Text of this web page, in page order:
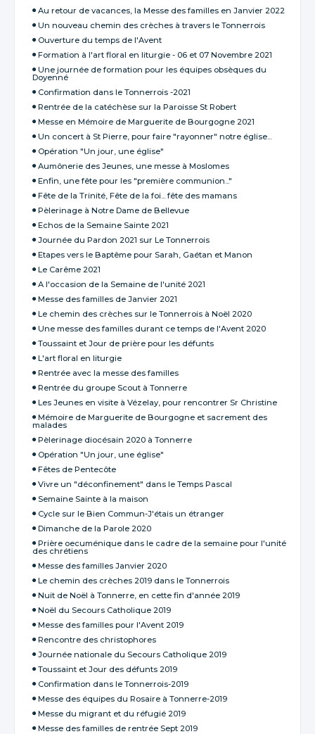
Au retour de vacances, la Messe des familles en Janvier 2022
Un nouveau chemin des crèches à travers le Tonnerrois
Ouverture du temps de l'Avent
Formation à l'art floral en liturgie - 06 et 07 Novembre 2021
Une journée de formation pour les équipes obsèques du
Doyenné
Confirmation dans le Tonnerrois -2021
Rentrée de la catéchèse sur la Paroisse St Robert
Messe en Mémoire de Marguerite de Bourgogne 2021
Un concert à St Pierre, pour faire "rayonner" notre église...
Opération "Un jour, une église"
Aumônerie des Jeunes, une messe à Moslomes
Enfin, une fête pour les "première communion..."
Fête de la Trinité, Fête de la foi... fête des mamans
Pèlerinage à Notre Dame de Bellevue
Echos de la Semaine Sainte 2021
Journée du Pardon 2021 sur Le Tonnerrois
Etapes vers le Baptême pour Sarah, Gaétan et Manon
Le Carême 2021
A l'occasion de la Semaine de l'unité 2021
Messe des familles de Janvier 2021
Le chemin des crèches sur le Tonnerrois à Noël 2020
Une messe des familles durant ce temps de l'Avent 2020
Toussaint et Jour de prière pour les défunts
L'art floral en liturgie
Rentrée avec la messe des familles
Rentrée du groupe Scout à Tonnerre
Les Jeunes en visite à Vézelay, pour rencontrer Sr Christine
Mémoire de Marguerite de Bourgogne et sacrement des
malades
Pèlerinage diocésain 2020 à Tonnerre
Opération "Un jour, une église"
Fêtes de Pentecôte
Vivre un "déconfinement" dans le Temps Pascal
Semaine Sainte à la maison
Cycle sur le Bien Commun-J'étais un étranger
Dimanche de la Parole 2020
Prière oecuménique dans le cadre de la semaine pour l'unité
des chrétiens
Messe des familles Janvier 2020
Le chemin des crèches 2019 dans le Tonnerrois
Nuit de Noël à Tonnerre, en cette fin d'année 2019
Noël du Secours Catholique 2019
Messe des familles pour l'Avent 2019
Rencontre des christophores
Journée nationale du Secours Catholique 2019
Toussaint et Jour des défunts 2019
Confirmation dans le Tonnerrois-2019
Messe des équipes du Rosaire à Tonnerre-2019
Messe du migrant et du réfugié 2019
Messe des familles de rentrée Sept 2019